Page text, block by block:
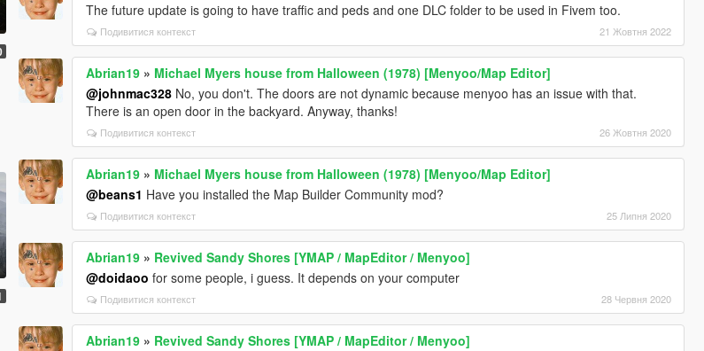
The future update is going to have traffic and peds and one DLC folder to be used in Fivem too.
Подивитися контекст 21 Жовтня 2022
Abrian19 » Michael Myers house from Halloween (1978) [Menyoo/Map Editor]
@johnmac328 No, you don't. The doors are not dynamic because menyoo has an issue with that.
There is an open door in the backyard. Anyway, thanks!
Подивитися контекст 26 Жовтня 2020
Abrian19 » Michael Myers house from Halloween (1978) [Menyoo/Map Editor]
@beans1 Have you installed the Map Builder Community mod?
Подивитися контекст 25 Липня 2020
Abrian19 » Revived Sandy Shores [YMAP / MapEditor / Menyoo]
@doidaoo for some people, i guess. It depends on your computer
Подивитися контекст 28 Червня 2020
Abrian19 » Revived Sandy Shores [YMAP / MapEditor / Menyoo]